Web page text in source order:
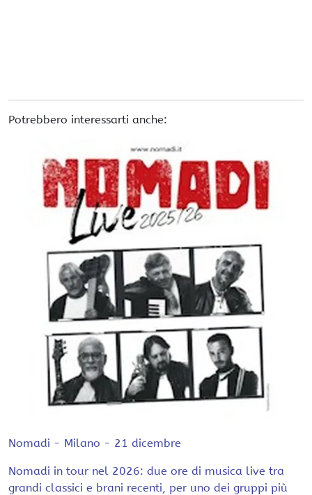
Potrebbero interessarti anche:
Nomadi - Milano - 21 dicembre
Nomadi in tour nel 2026: due ore di musica live tra
grandi classici e brani recenti, per uno dei gruppi più